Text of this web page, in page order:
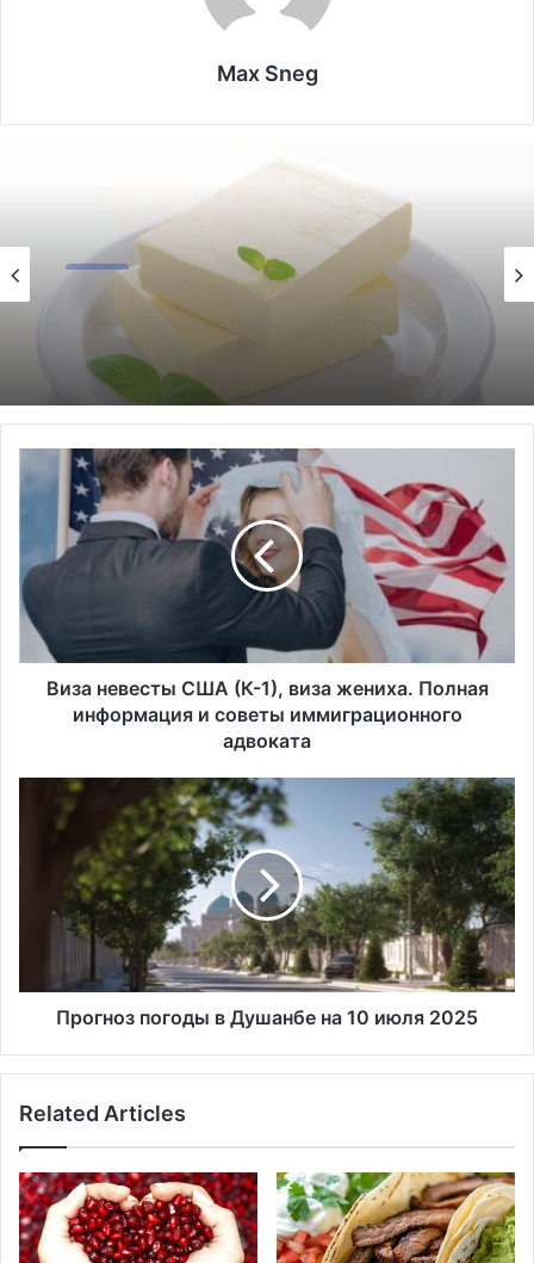
Max Sneg
смак
02.05.2026
Что такое ирландское масло? Польза,
невесты
виза
жениха.
Полная
информация
и
советы
иммиграционного
Виза невесты США (К-1), виза жениха. Полная
информация и советы иммиграционного
адвоката
Прогноз
погоды
Душанбе
Прогноз погоды в Душанбе на 10 июля 2025
Related Articles